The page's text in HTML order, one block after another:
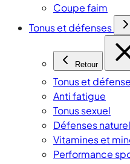
Coupe faim
Tonus et défenses
Retour
Tonus et
Anti fatigue
Tonus sexuel
Défenses
Vitamines et
Performance